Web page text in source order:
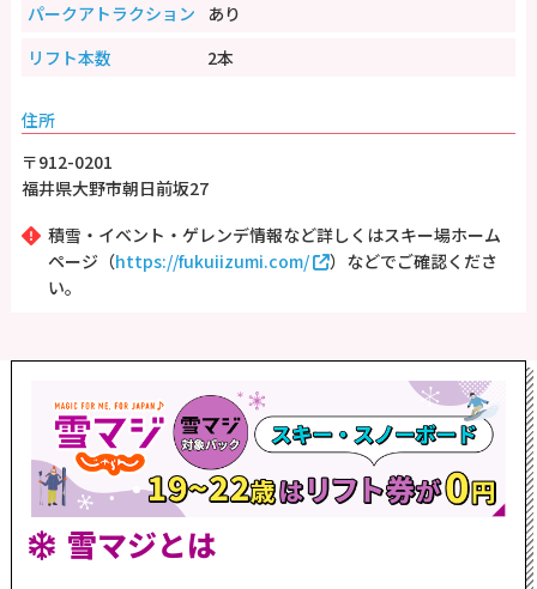
パークアトラクション
あり
リフト本数
2本
住所
〒912-0201
福井県大野市朝日前坂27
積雪・イベント・ゲレンデ情報など詳しくはスキー場ホーム
ページ（https://fukuiizumi.com/
）などでご確認くださ
い。
雪マジとは